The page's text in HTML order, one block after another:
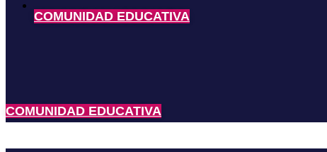
COMUNIDAD EDUCATIVA
COMUNIDAD EDUCATIVA